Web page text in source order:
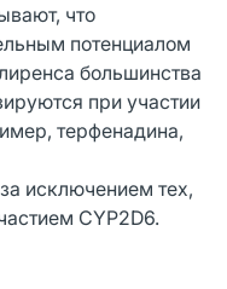
что
потенциалом
большинства
при участии
терфенадина,
исключением тех,
CYP2D6.